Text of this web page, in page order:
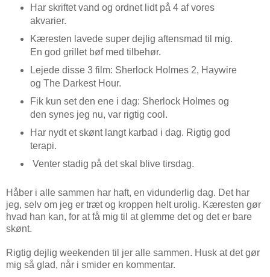
Har skriftet vand og ordnet lidt på 4 af vores
akvarier.
Kæresten lavede super dejlig aftensmad til mig.
En god grillet bøf med tilbehør.
Lejede disse 3 film: Sherlock Holmes 2, Haywire
og The Darkest Hour.
Fik kun set den ene i dag: Sherlock Holmes og
den synes jeg nu, var rigtig cool.
Har nydt et skønt langt karbad i dag. Rigtig god
terapi.
Venter stadig på det skal blive tirsdag.
Håber i alle sammen har haft, en vidunderlig dag. Det har
jeg, selv om jeg er træt og kroppen helt urolig. Kæresten gør
hvad han kan, for at få mig til at glemme det og det er bare
skønt.
Rigtig dejlig weekenden til jer alle sammen. Husk at det gør
mig så glad, når i smider en kommentar.